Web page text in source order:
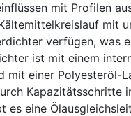
mit Profilen
mit
verfügen, was
ist mit einem
mit einer Polyesteröl-
Kapazitätsschritte
es eine